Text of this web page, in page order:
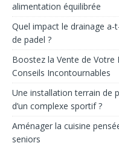
alimentation équilibrée
Quel impact le drainage
de padel ?
Boostez la Vente de Votre
Conseils Incontournables
Une installation terrain de
d’un complexe sportif ?
Aménager la cuisine
seniors